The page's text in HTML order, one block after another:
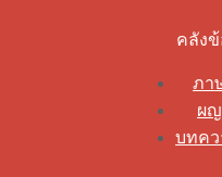
คลัง
ภา
ผ
บทค